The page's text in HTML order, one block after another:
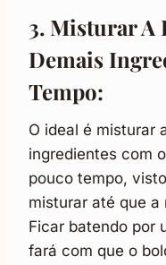
3. Misturar A
Demais
Tempo:
O ideal é misturar
ingredientes com
pouco tempo,
misturar até que a
Ficar batendo por
fará com que o